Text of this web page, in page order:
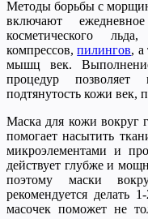
Методы борьбы с
включают
косметического
компрессов,пилингов, а
мышц век.
процедур позволяет
подтянутость кожи век,
Маска для кожи вокруг
помогает насытить
микроэлементами и
действует глубже и
поэтому маски
рекомендуется делать
масочек поможет не